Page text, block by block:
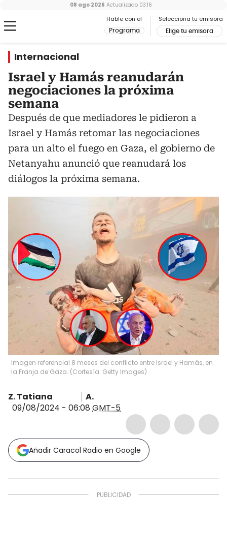
Hable con el
Programa
Selecciona tu emisora
Elige tu emisora
08 ago 2026 Actualizado 03:16
Internacional
Israel y Hamás reanudarán
negociaciones la próxima
semana
Después de que mediadores le pidieron a
Israel y Hamás retomar las negociaciones
para un alto el fuego en Gaza, el gobierno de
Netanyahu anunció que reanudará los
diálogos la próxima semana.
Imagen referencial 8 meses del conflicto entre Israel y Hamás, en
la Franja de Gaza. (Cortesía: Getty Images)
Z. Tatiana
A.
09/08/2024 - 06:08 GMT-5
Añadir Caracol Radio en Google